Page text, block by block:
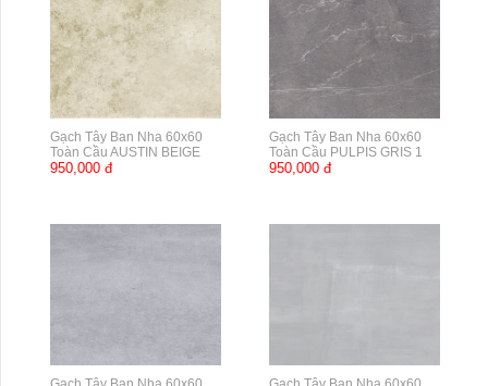
Gạch Tây Ban Nha 60x60
Toàn Cầu AUSTIN BEIGE
950,000 đ
Gạch Tây Ban Nha 60x60
Toàn Cầu PULPIS GRIS 1
950,000 đ